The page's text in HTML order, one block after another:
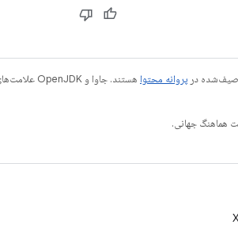
در پروانه محتوا